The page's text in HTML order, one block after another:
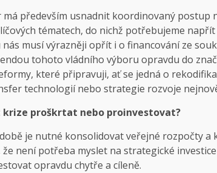
má především usnadnit koordinovaný
tématech, do nichž potřebujeme
nás musí výrazněji opřít i o financování ze
tohoto vládního výboru opravdu do
které připravuji, ať se jedná o
technologií nebo strategie rozvoje
krize proškrtat nebo proinvestovat?
je nutné konsolidovat veřejné rozpočty
že není potřeba myslet na strategické
opravdu chytře a cíleně.